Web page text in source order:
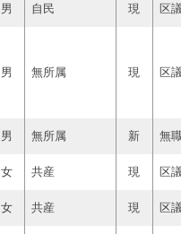
男 自民 現 区
男 無所属 現 区
男 無所属 新 無
女 共産 現 区
女 共産 現 区